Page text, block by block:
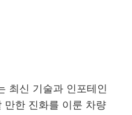
최신 기술과 인포테인
만한 진화를 이룬 차량